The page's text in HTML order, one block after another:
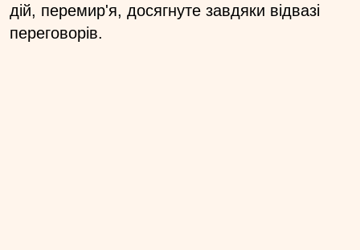
дій, перемир'я, досягнуте завдяки відвазі
переговорів.